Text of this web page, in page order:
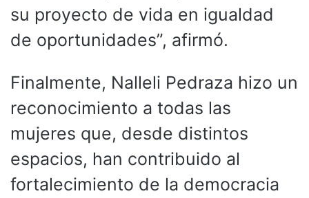
su proyecto de vida en igualdad
de oportunidades”, afirmó.
Finalmente, Nalleli Pedraza hizo un
reconocimiento a todas las
mujeres que, desde distintos
espacios, han contribuido al
fortalecimiento de la democracia